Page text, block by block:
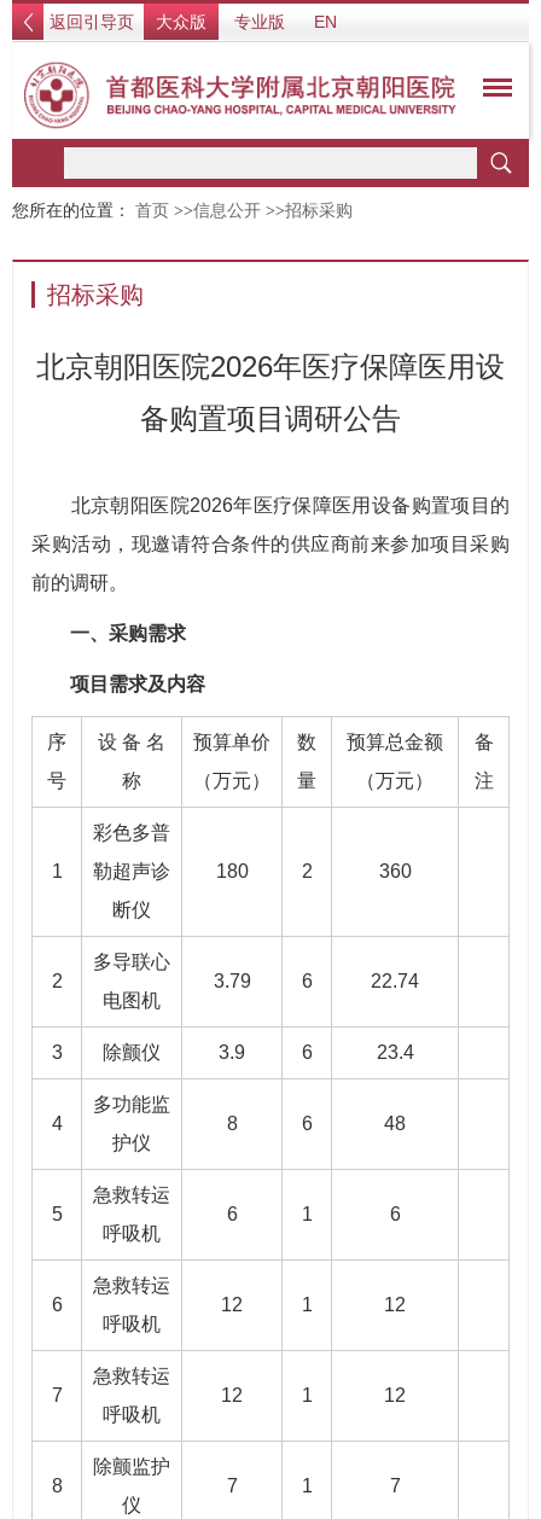
返回引导页 大众版 专业版 EN
您所在的位置： 首页 >>信息公开 >>招标采购
招标采购
北京朝阳医院2026年医疗保障医用设
备购置项目调研公告
北京朝阳医院2026年医疗保障医用设备购置项目的
采购活动，现邀请符合条件的供应商前来参加项目采购
前的调研。
一、采购需求
项目需求及内容
序
号
设 备 名
称
预算单价
（万元）
数
量
预算总金额
（万元）
备
注
1
彩色多普
勒超声诊
断仪
180 2 360
2
多导联心
电图机
3.79 6 22.74
3 除颤仪 3.9 6 23.4
4
多功能监
护仪
8 6 48
5
急救转运
呼吸机
6 1 6
6
急救转运
呼吸机
12 1 12
7
急救转运
呼吸机
12 1 12
8
除颤监护
仪
7 1 7